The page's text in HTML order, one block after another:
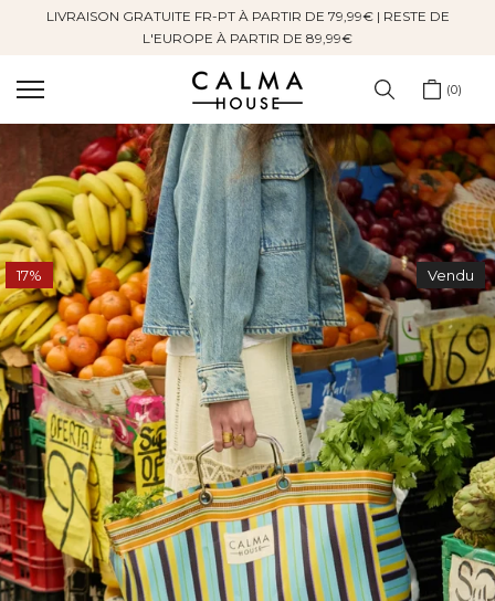
SauterLIVRAISON GRATUITE FR-PT À PARTIR DE 79,99€ | RESTE DE
L'EUROPE À PARTIR DE 89,99€
0
Vendu
17%